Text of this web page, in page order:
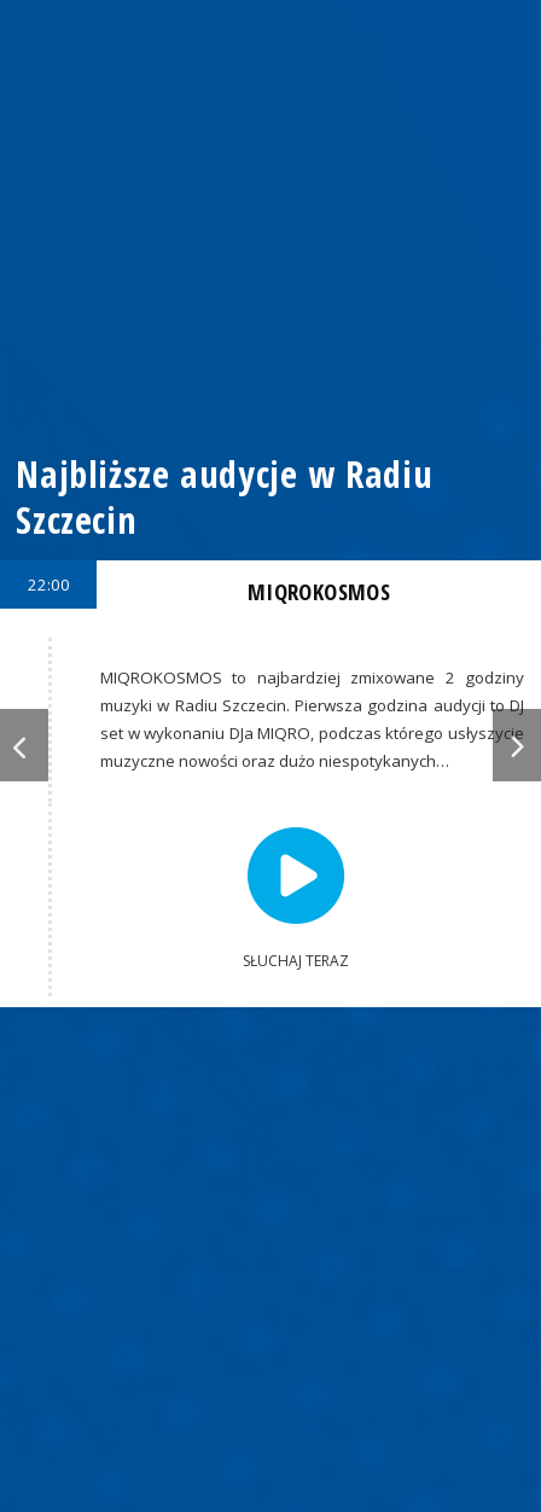
Najbliższe audycje w Radiu
Szczecin
22:00 MIQROKOSMOS
MIQROKOSMOS to najbardziej zmixowane 2 godziny
muzyki w Radiu Szczecin. Pierwsza godzina audycji to DJ
set w wykonaniu DJa MIQRO, podczas którego usłyszycie
muzyczne nowości oraz dużo niespotykanych…
SŁUCHAJ TERAZ